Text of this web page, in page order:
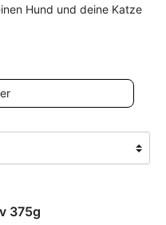
Hund und deine Katze
375g